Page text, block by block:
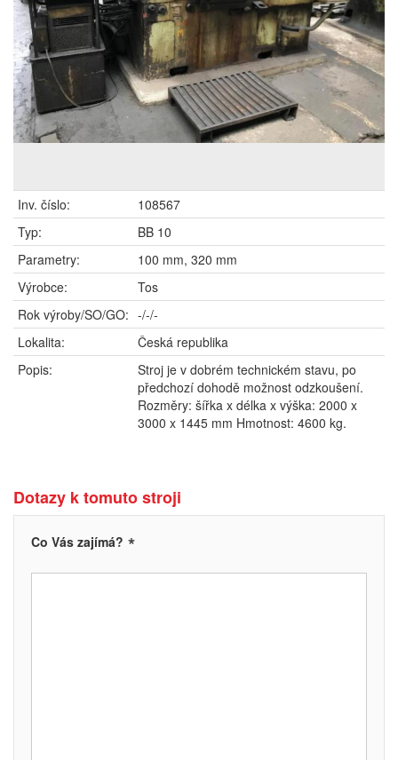
Inv. číslo:
108567
Typ:
BB 10
Parametry:
100 mm, 320 mm
Výrobce:
Tos
Rok výroby/SO/GO: -/-/-
Lokalita:
Česká republika
Popis:
Stroj je v dobrém technickém stavu, po
předchozí dohodě možnost odzkoušení.
Rozměry: šířka x délka x výška: 2000 x
3000 x 1445 mm Hmotnost: 4600 kg.
Dotazy k tomuto stroji
Co Vás zajímá? *